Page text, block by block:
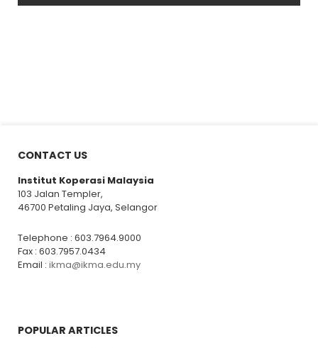
CONTACT US
Institut Koperasi Malaysia
103 Jalan Templer,
46700 Petaling Jaya, Selangor
Telephone : 603.7964.9000
Fax : 603.7957.0434
Email : ikma@ikma.edu.my
POPULAR ARTICLES